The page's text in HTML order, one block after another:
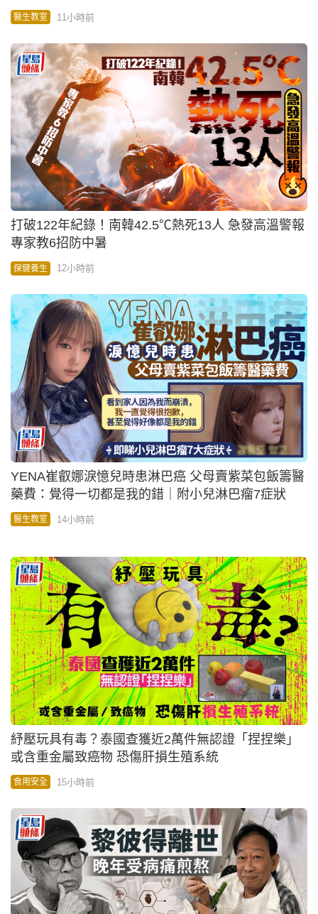
醫生教室 11小時前
打破122年紀錄！南韓42.5℃熱死13人 急發高溫警報
專家教6招防中暑
保健養生 12小時前
YENA崔叡娜淚憶兒時患淋巴癌 父母賣紫菜包飯籌醫
藥費：覺得一切都是我的錯｜附小兒淋巴瘤7症狀
醫生教室 14小時前
紓壓玩具有毒？泰國查獲近2萬件無認證「捏捏樂」
或含重金屬致癌物 恐傷肝損生殖系統
食用安全 15小時前